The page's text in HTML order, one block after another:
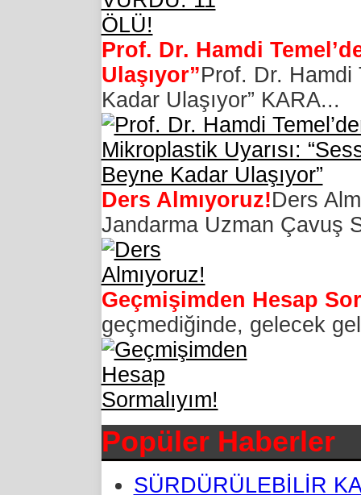
Prof. Dr. Hamdi
Ulaşıyor”Prof. Dr. Hamdi
Kadar Ulaşıyor” KARA...
Ders Almıyoruz!Ders
Jandarma Uzman Çavuş
Geçmişimden Hesap
geçmediğinde, gelecek
Popüler Haberler
SÜRDÜRÜLEBİLİR